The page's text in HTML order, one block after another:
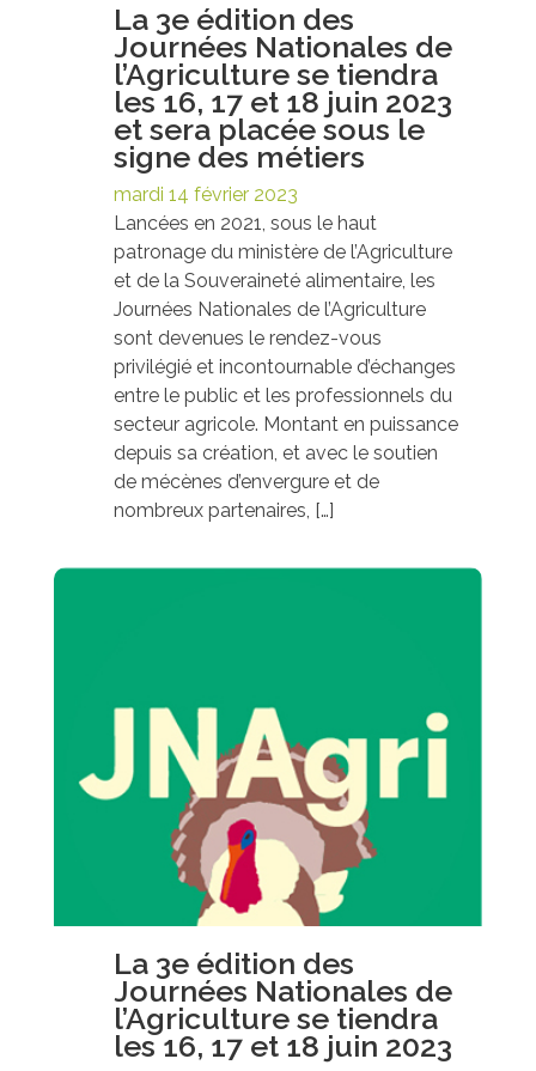
La 3e édition des
Journées Nationales de
l’Agriculture se tiendra
les 16, 17 et 18 juin 2023
et sera placée sous le
signe des métiers
mardi 14 février 2023
Lancées en 2021, sous le haut
patronage du ministère de l’Agriculture
et de la Souveraineté alimentaire, les
Journées Nationales de l’Agriculture
sont devenues le rendez-vous
privilégié et incontournable d’échanges
entre le public et les professionnels du
secteur agricole. Montant en puissance
depuis sa création, et avec le soutien
de mécènes d’envergure et de
nombreux partenaires, […]
La 3e édition des
Journées Nationales de
l’Agriculture se tiendra
les 16, 17 et 18 juin 2023